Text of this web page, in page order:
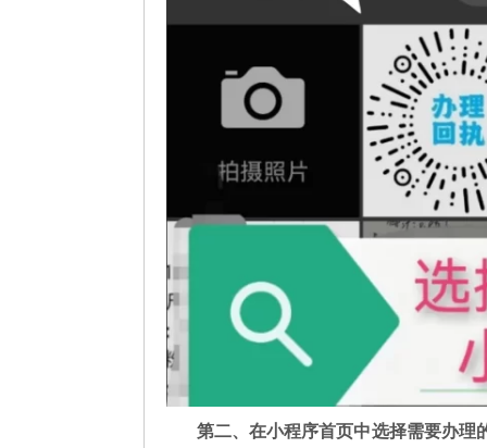
第二、在小程序首页中选择需要办理